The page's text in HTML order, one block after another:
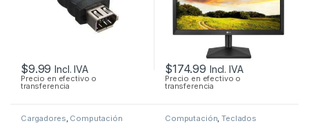
$9.99 Incl. IVA
Precio en efectivo o
transferencia
$174.99 Incl. IVA
Precio en efectivo o
transferencia
Cargadores Computación Computación ,Teclados